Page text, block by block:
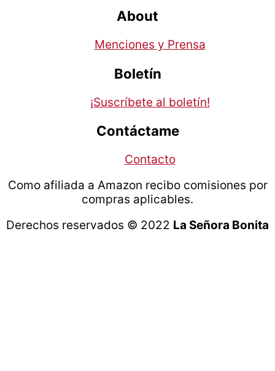
About
Menciones y Prensa
Boletín
¡Suscríbete al boletín!
Contáctame
Contacto
Como afiliada a Amazon recibo comisiones por
compras aplicables.
Derechos reservados © 2022 La Señora Bonita